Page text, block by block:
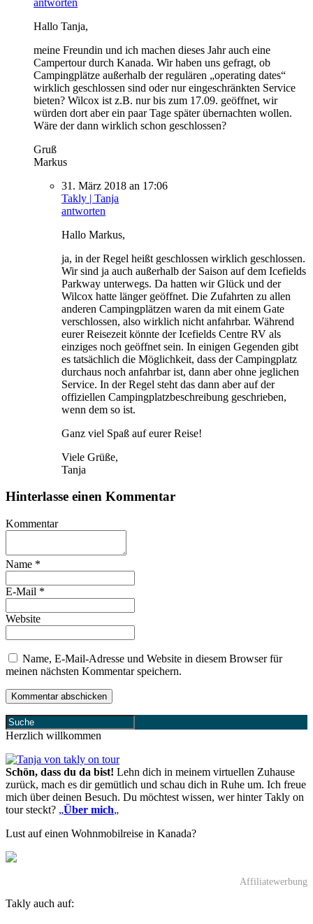
Hallo Tanja,
meine Freundin und ich machen dieses Jahr auch eine
Campertour durch Kanada. Wir haben uns gefragt, ob
Campingplätze außerhalb der regulären „operating dates“
wirklich geschlossen sind oder nur eingeschränkten Service
bieten? Wilcox ist z.B. nur bis zum 17.09. geöffnet, wir
würden dort aber ein paar Tage später übernachten wollen.
Wäre der dann wirklich schon geschlossen?
Gruß
Markus
31. März 2018 an 17:06
Takly | Tanja
antworten
Hallo Markus,
ja, in der Regel heißt geschlossen wirklich geschlossen.
Wir sind ja auch außerhalb der Saison auf dem Icefields
Parkway unterwegs. Da hatten wir Glück und der
Wilcox hatte länger geöffnet. Die Zufahrten zu allen
anderen Campingplätzen waren da mit einem Gate
verschlossen, also wirklich nicht anfahrbar. Während
eurer Reisezeit könnte der Icefields Centre RV als
einziges noch geöffnet sein. In einigen Gegenden gibt
es tatsächlich die Möglichkeit, dass der Campingplatz
durchaus noch anfahrbar ist, dann aber ohne jeglichen
Service. In der Regel steht das dann aber auf der
offiziellen Campingplatzbeschreibung geschrieben,
wenn dem so ist.
Ganz viel Spaß auf eurer Reise!
Viele Grüße,
Tanja
Hinterlasse einen Kommentar
Kommentar
Name *
E-Mail *
Website
Name, E-Mail-Adresse und Website in diesem Browser für
meinen nächsten Kommentar speichern.
Herzlich willkommen
Schön, dass du da bist! Lehn dich in meinem virtuellen Zuhause
zurück, mach es dir gemütlich und schau dich in Ruhe um. Ich freue
mich über deinen Besuch. Du möchtest wissen, wer hinter Takly on
tour steckt? „Über mich„
Lust auf einen Wohnmobilreise in Kanada?
Affiliatewerbung
Takly auch auf: